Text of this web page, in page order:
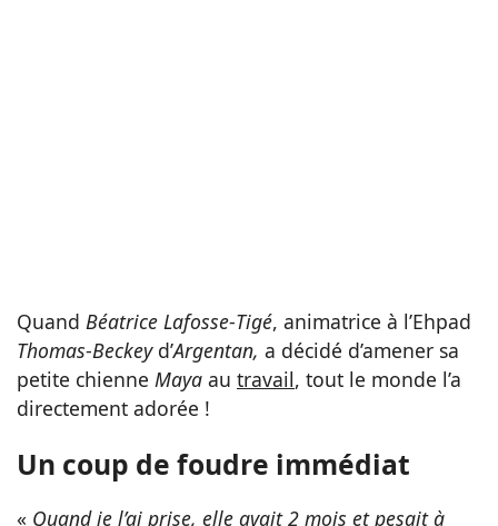
Quand Béatrice Lafosse-Tigé, animatrice à l’Ehpad
Thomas-Beckeyd’Argentan, a décidé d’amener sa
petite chienne Maya au travail, tout le monde l’a
directement adorée !
Un coup de foudre immédiat
« Quand je l’ai prise, elle avait 2 mois et pesait à